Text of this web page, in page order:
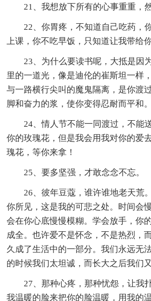
21、我想放下所有的心事重重，
22、你胃疼，不知道自己吃药，
上课，你不吃早饭，只知道让我带给你
23、为什么要读书呢，大抵是因
里的一道光，像是迪伦的崔斯坦一样
与一路横行尖叫的魔鬼隔离，是你渡
脚和奋力的浆，使你变得忍耐而平和。
24、情人节不能一同渡过，不能
你的玫瑰花，但是我会用我对你的爱
瑰花，等你来拿！
25、要多坚强，才敢念念不忘。
26、彼年豆蔻，谁许谁地老天荒
你所见，这是我的可悲之处。时间会
会在你心底慢慢模糊。学会放手，你
成全。也许爱不是怀念，不是热烈，
久成了生活中的一部分。我们永远无
的时候我们太坦诚，而长大之后我们
27、那种心疼，那种忧怨，让我
我温暖的脸来把你的脸温暖，用我的